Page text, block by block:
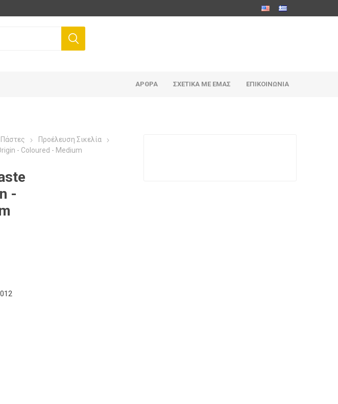
ΆΡΘΡΑ ΣΧΕΤΙΚΆ ΜΕ ΕΜΆΣ ΕΠΙΚΟΙΝΩΝΊΑ
Πάστες
Προέλευση Σικελία
- Coloured - Medium
-